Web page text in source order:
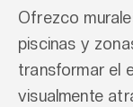
Ofrezco
piscinas y
transformar el
visualmente